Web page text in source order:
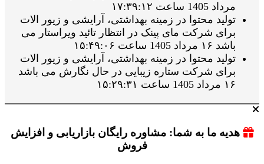
مرداد 1405 ساعت ۱۷:۳۹:۱۲
تولید محتوا در زمینه بهداشتی، آرایشی و زیور الات
برای شرکت مای پینک در انتظار تائید ویراستار می
باشد ۱۶ مرداد 1405 ساعت ۱۵:۴۹:۰۶
تولید محتوا در زمینه بهداشتی، آرایشی و زیور الات
برای شرکت ستاره زیبایی در حال نگارش می باشد
۱۶ مرداد 1405 ساعت ۱۵:۲۹:۳۱
هدیه ما به شما: مشاوره رایگان بازاریابی و افزایش
فروش